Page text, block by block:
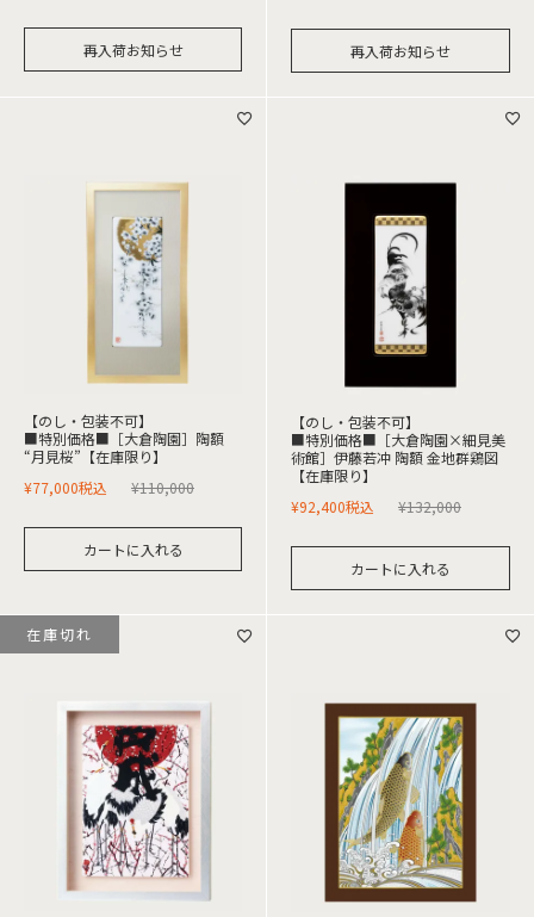
再入荷お知らせ 再入荷お知らせ
【のし・包装不可】
■特別価格■［大倉陶園］陶額
“月見桜”【在庫限り】
¥110,000
¥77,000税込
カートに入れる
【のし・包装不可】
■特別価格■［大倉陶園×細見美
術館］伊藤若冲 陶額 金地群鶏図
【在庫限り】
¥132,000
¥92,400税込
カートに入れる
在庫切れ